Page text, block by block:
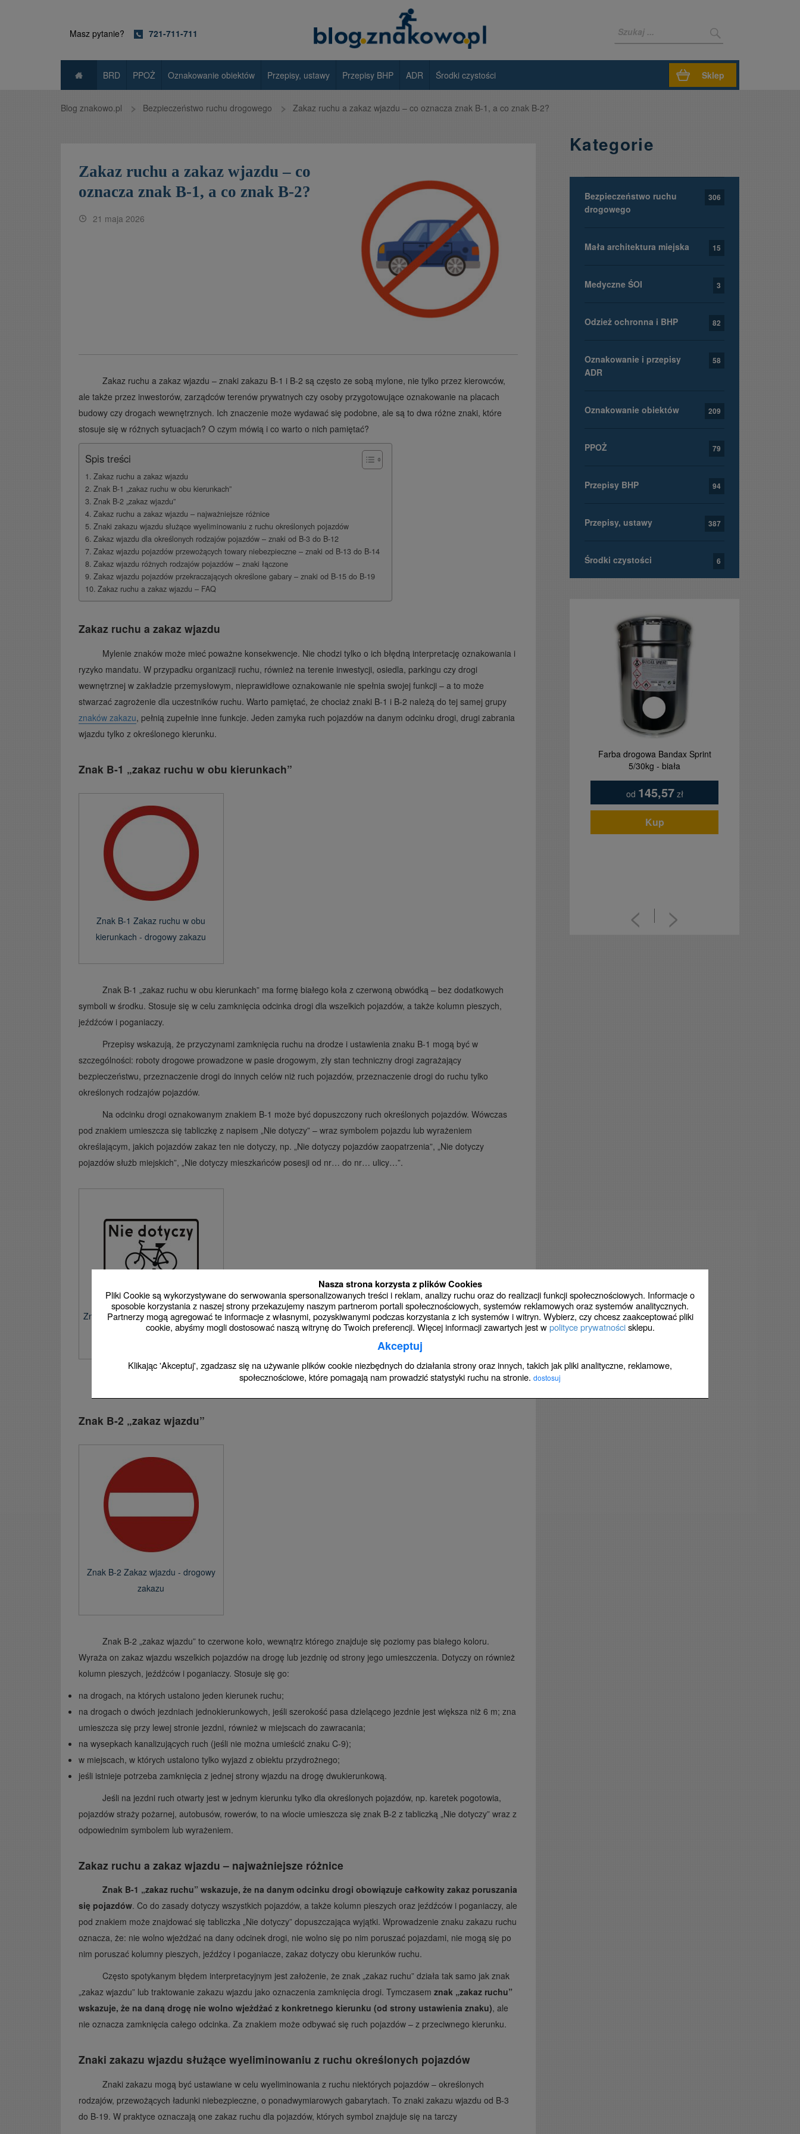
Nasza strona korzysta z plików Cookies
Pliki Cookie są wykorzystywane do serwowania spersonalizowanych treści i reklam, analizy ruchu oraz do realizacji funkcji społecznościowych. Informacje o
sposobie korzystania z naszej strony przekazujemy naszym partnerom portali społecznościowych, systemów reklamowych oraz systemów analitycznych.
Partnerzy mogą agregować te informacje z własnymi, pozyskiwanymi podczas korzystania z ich systemów i witryn. Wybierz, czy chcesz zaakceptować pliki
cookie, abyśmy mogli dostosować naszą witrynę do Twoich preferencji. Więcej informacji zawartych jest wpolityce prywatnościsklepu.
Akceptuj
Klikając 'Akceptuj', zgadzasz się na używanie plików cookie niezbędnych do działania strony oraz innych, takich jak pliki analityczne, reklamowe,
społecznościowe, które pomagają nam prowadzić statystyki ruchu na stronie. dostosuj
Masz pytanie? 721-711-711
BRD PPOŻ Oznakowanie obiektów Przepisy, ustawy Przepisy BHP ADR Środki czystości Sklep
Blog znakowo.pl Bezpieczeństwo ruchu drogowego Zakaz ruchu a zakaz wjazdu – co oznacza znak B-1, a co znak B-2?
Zakaz ruchu a zakaz wjazdu – co
oznacza znak B-1, a co znak B-2?
21 maja 2026
Zakaz ruchu a zakaz wjazdu – znaki zakazu B-1 i B-2 są często ze sobą mylone, nie tylko przez kierowców,
ale także przez inwestorów, zarządców terenów prywatnych czy osoby przygotowujące oznakowanie na placach
budowy czy drogach wewnętrznych. Ich znaczenie może wydawać się podobne, ale są to dwa różne znaki, które
stosuje się w różnych sytuacjach? O czym mówią i co warto o nich pamiętać?
Spis treści
Zakaz ruchu a zakaz wjazdu
Znak B-1 „zakaz ruchu w obu kierunkach”
Znak B-2 „zakaz wjazdu”
Zakaz ruchu a zakaz wjazdu – najważniejsze różnice
Znaki zakazu wjazdu służące wyeliminowaniu z ruchu określonych pojazdów
Zakaz wjazdu dla określonych rodzajów pojazdów – znaki od B-3 do B-12
Zakaz wjazdu pojazdów przewożących towary niebezpieczne – znaki od B-13 do B-14
Zakaz wjazdu różnych rodzajów pojazdów – znaki łączone
Zakaz wjazdu pojazdów przekraczających określone gabary – znaki od B-15 do B-19
Zakaz ruchu a zakaz wjazdu – FAQ
Zakaz ruchu a zakaz wjazdu
Mylenie znaków może mieć poważne konsekwencje. Nie chodzi tylko o ich błędną interpretację oznakowania i
ryzyko mandatu. W przypadku organizacji ruchu, również na terenie inwestycji, osiedla, parkingu czy drogi
wewnętrznej w zakładzie przemysłowym, nieprawidłowe oznakowanie nie spełnia swojej funkcji – a to może
stwarzać zagrożenie dla uczestników ruchu. Warto pamiętać, że chociaż znaki B-1 i B-2 należą do tej samej grupy
znaków zakazu, pełnią zupełnie inne funkcje. Jeden zamyka ruch pojazdów na danym odcinku drogi, drugi zabrania
wjazdu tylko z określonego kierunku.
Znak B-1 „zakaz ruchu w obu kierunkach”
Znak B-1 Zakaz ruchu w obu
kierunkach - drogowy zakazu
Znak B-1 „zakaz ruchu w obu kierunkach” ma formę białego koła z czerwoną obwódką – bez dodatkowych
symboli w środku. Stosuje się w celu zamknięcia odcinka drogi dla wszelkich pojazdów, a także kolumn pieszych,
jeźdźców i poganiaczy.
Przepisy wskazują, że przyczynami zamknięcia ruchu na drodze i ustawienia znaku B-1 mogą być w
szczególności: roboty drogowe prowadzone w pasie drogowym, zły stan techniczny drogi zagrażający
bezpieczeństwu, przeznaczenie drogi do innych celów niż ruch pojazdów, przeznaczenie drogi do ruchu tylko
określonych rodzajów pojazdów.
Na odcinku drogi oznakowanym znakiem B-1 może być dopuszczony ruch określonych pojazdów. Wówczas
pod znakiem umieszcza się tabliczkę z napisem „Nie dotyczy” – wraz symbolem pojazdu lub wyrażeniem
określającym, jakich pojazdów zakaz ten nie dotyczy, np. „Nie dotyczy pojazdów zaopatrzenia”, „Nie dotyczy
pojazdów służb miejskich”, „Nie dotyczy mieszkańców posesji od nr… do nr… ulicy…”.
Znak T-22 Tabliczka wskazująca, że
znak nie dotyczy rowerów
Jeśli zakaz ruchu nie obowiązuje przez całą dobę, na znaku podaje się, w jakich godzinach obowiązuje.
Znak B-2 „zakaz wjazdu”
Znak B-2 Zakaz wjazdu - drogowy
zakazu
Znak B-2 „zakaz wjazdu” to czerwone koło, wewnątrz którego znajduje się poziomy pas białego koloru.
Wyraża on zakaz wjazdu wszelkich pojazdów na drogę lub jezdnię od strony jego umieszczenia. Dotyczy on również
kolumn pieszych, jeźdźców i poganiaczy. Stosuje się go:
na drogach, na których ustalono jeden kierunek ruchu;
na drogach o dwóch jezdniach jednokierunkowych, jeśli szerokość pasa dzielącego jezdnie jest większa niż 6 m; zna
umieszcza się przy lewej stronie jezdni, również w miejscach do zawracania;
na wysepkach kanalizujących ruch (jeśli nie można umieścić znaku C-9);
w miejscach, w których ustalono tylko wyjazd z obiektu przydrożnego;
jeśli istnieje potrzeba zamknięcia z jednej strony wjazdu na drogę dwukierunkową.
Jeśli na jezdni ruch otwarty jest w jednym kierunku tylko dla określonych pojazdów, np. karetek pogotowia,
pojazdów straży pożarnej, autobusów, rowerów, to na wlocie umieszcza się znak B-2 z tabliczką „Nie dotyczy” wraz z
odpowiednim symbolem lub wyrażeniem.
Zakaz ruchu a zakaz wjazdu – najważniejsze różnice
Znak B-1 „zakaz ruchu” wskazuje, że na danym odcinku drogi obowiązuje całkowity zakaz poruszania
się pojazdów. Co do zasady dotyczy wszystkich pojazdów, a także kolumn pieszych oraz jeźdźców i poganiaczy, ale
pod znakiem może znajdować się tabliczka „Nie dotyczy” dopuszczająca wyjątki. Wprowadzenie znaku zakazu ruchu
oznacza, że: nie wolno wjeżdżać na dany odcinek drogi, nie wolno się po nim poruszać pojazdami, nie mogą się po
nim poruszać kolumny pieszych, jeźdźcy i poganiacze, zakaz dotyczy obu kierunków ruchu.
Często spotykanym błędem interpretacyjnym jest założenie, że znak „zakaz ruchu” działa tak samo jak znak
„zakaz wjazdu” lub traktowanie zakazu wjazdu jako oznaczenia zamknięcia drogi. Tymczasem znak „zakaz ruchu”
wskazuje, że na daną drogę nie wolno wjeżdżać z konkretnego kierunku (od strony ustawienia znaku), ale
nie oznacza zamknięcia całego odcinka. Za znakiem może odbywać się ruch pojazdów – z przeciwnego kierunku.
Znaki zakazu wjazdu służące wyeliminowaniu z ruchu określonych pojazdów
Znaki zakazu mogą być ustawiane w celu wyeliminowania z ruchu niektórych pojazdów – określonych
rodzajów, przewożących ładunki niebezpieczne, o ponadwymiarowych gabarytach. To znaki zakazu wjazdu od B-3
do B-19. W praktyce oznaczają one zakaz ruchu dla pojazdów, których symbol znajduje się na tarczy
Kategorie
Bezpieczeństwo ruchu
drogowego
306
Mała architektura miejska 15
Medyczne ŚOI 3
Odzież ochronna i BHP 82
Oznakowanie i przepisy
ADR
58
Oznakowanie obiektów 209
PPOŻ 79
Przepisy BHP 94
Przepisy, ustawy 387
Środki czystości 6
Farba drogowa Bandax Sprint
5/30kg - biała
od 145,57zł
Kup
< >